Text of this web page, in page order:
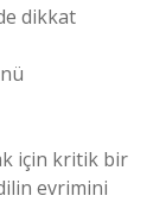
dikkat
için kritik bir
evrimini